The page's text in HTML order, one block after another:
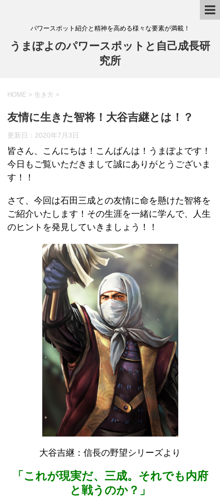
パワースポット紹介と精神を高める様々な要素が満載！
うまぽよのパワースポットと自己成長研
究所
HOME > 生き方 >
友情に生きた智将！大谷吉継とは！？
更新日： 2020年7月3日
皆さん、こんにちは！こんばんは！うまぽよです！
今日もご覧いただきまして誠にありがとうございま
す！！
さて、今回は石田三成との友情に命を懸けた智将を
ご紹介いたします！その生涯を一緒に学んで、人生
のヒントを発見していきましょう！！
大谷吉継：信長の野望シリーズより
「これが現実だ、三成。それでも内府
と戦うのか？」